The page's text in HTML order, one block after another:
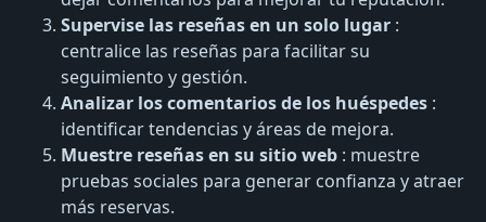
Supervise las reseñas en un solo lugar :
centralice las reseñas para facilitar su
seguimiento y gestión.
Analizar los comentarios de los huéspedes :
identificar tendencias y áreas de mejora.
Muestre reseñas en su sitio web : muestre
pruebas sociales para generar confianza y atraer
más reservas.